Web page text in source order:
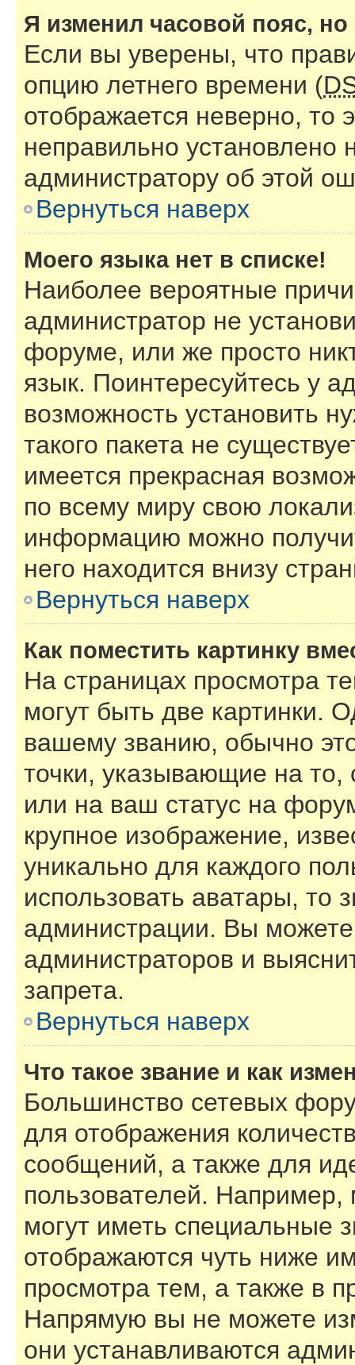
Я изменил часовой пояс,
Если вы уверены, что
опцию летнего времени (
отображается неверно, то
неправильно
администратору об этой
Вернуться наверх
Моего языка нет в списке!
Наиболее вероятные
администратор не
форуме, или же просто
язык. Поинтересуйтесь у
возможность установить
такого пакета не
имеется прекрасная
по всему миру свою
информацию можно
него находится внизу
Вернуться наверх
Как поместить картинку
На страницах просмотра
могут быть две картинки.
вашему званию, обычно
точки, указывающие на то,
или на ваш статус на
крупное изображение,
уникально для каждого
использовать аватары, то
администрации. Вы можете
администраторов и
запрета.
Вернуться наверх
Что такое звание и как
Большинство сетевых
для отображения
сообщений, а также для
пользователей.
могут иметь специальные
отображаются чуть ниже
просмотра тем, а также в
Напрямую вы не можете
они устанавливаются